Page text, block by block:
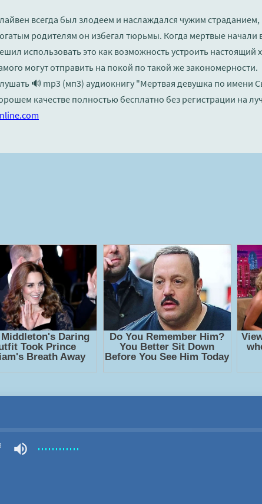
всегда был злодеем и наслаждался чужим
родителям он избегал тюрьмы. Когда мертвые начали
использовать это как возможность устроить настоящий
могут отправить на покой по такой же закономерности.
🔊 mp3 (мп3) аудиокнигу "Мертвая девушка по имени
качестве полностью бесплатно без регистрации на